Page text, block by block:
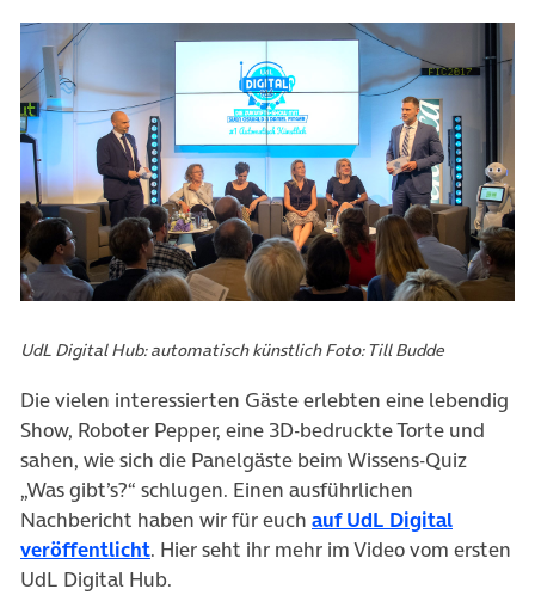
UdL Digital Hub: automatisch künstlich Foto: Till Budde
Die vielen interessierten Gäste erlebten eine lebendig
Show, Roboter Pepper, eine 3D-bedruckte Torte und
sahen, wie sich die Panelgäste beim Wissens-Quiz
„Was gibt’s?“ schlugen. Einen ausführlichen
Nachbericht haben wir für euch auf UdL Digital
veröffentlicht. Hier seht ihr mehr im Video vom ersten
UdL Digital Hub.